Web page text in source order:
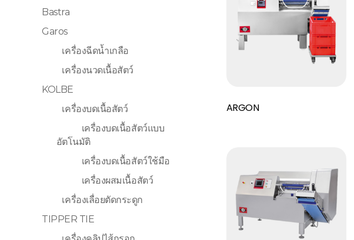
ARGON
Bastra
Garos
เครื่องฉีดน้ำเกลือ
เครื่องนวดเนื้อสัตว์
KOLBE
เครื่องบดเนื้อสัตว์
เครื่องบดเนื้อสัตว์แบบ
อัตโนมัติ
เครื่องบดเนื้อสัตว์ใช้มือ
เครื่องผสมเนื้อสัตว์
เครื่องเลื่อยตัดกระดูก
TIPPER TIE